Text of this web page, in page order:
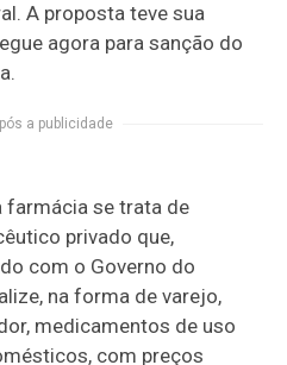
A proposta teve sua
agora para sanção do
a publicidade
farmácia se trata de
privado que,
com o Governo do
na forma de varejo,
medicamentos de uso
com preços